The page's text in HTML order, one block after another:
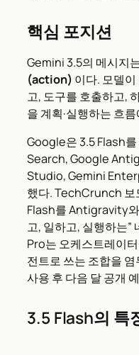
핵심 포지션
Gemini 3.5의 메시지
(action) 이다. 모델
고, 도구를 호출하고,
을 계획·실행하는 흐
Google은 3.5 Flash
Search, Google
Studio, Gemini
했다. TechCrunch 보
Flash를 Antigravity
고, 일하고, 실행하는”
Pro는 오케스트레이
전트로 쓰는 조합을
사용 후 다음 달 공개
3.5 Flash의 특